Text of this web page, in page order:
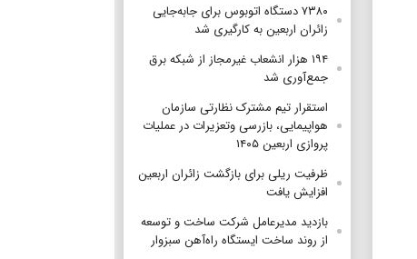
۷۳۸۰ دستگاه اتوبوس برای جابه‌جایی
زائران اربعین به‌ کارگیری شد
۱۹۴ هزار انشعاب غیرمجاز از شبکه برق
جمع‌آوری شد
استقرار تیم مشترک نظارتی سازمان
هواپیمایی، بازرسی وتعزیرات در عملیات
پروازی اربعین ۱۴۰۵
ظرفیت ریلی برای بازگشت زائران اربعین
افزایش یافت
بازدید مدیرعامل شرکت ساخت و توسعه
از روند ساخت ایستگاه راه‌آهن سبزوار